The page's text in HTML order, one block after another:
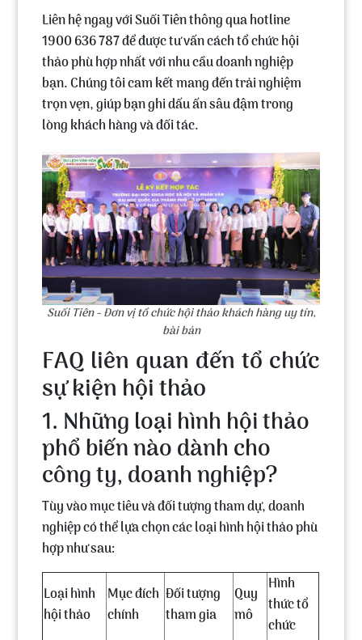
Liên hệ ngay với Suối Tiên thông qua hotline
1900 636 787 để được tư vấn cách tổ chức hội
thảo phù hợp nhất với nhu cầu doanh nghiệp
bạn. Chúng tôi cam kết mang đến trải nghiệm
trọn vẹn, giúp bạn ghi dấu ấn sâu đậm trong
lòng khách hàng và đối tác.
Suối Tiên - Đơn vị tổ chức hội thảo khách hàng uy tín,
bài bản
FAQ liên quan đến tổ chức
sự kiện hội thảo
1. Những loại hình hội thảo
phổ biến nào dành cho
công ty, doanh nghiệp?
Tùy vào mục tiêu và đối tượng tham dự, doanh
nghiệp có thể lựa chọn các loại hình hội thảo phù
hợp như sau:
Loại hình
hội thảo
Mục đích
chính
Đối tượng
tham gia
Quy
mô
Hình
thức tổ
chức